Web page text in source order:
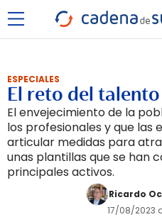
ESPECIALES
El reto del talento
El envejecimiento de la
los profesionales y que las
articular medidas para
unas plantillas que se han
principales activos.
Ricardo
17/08/2023